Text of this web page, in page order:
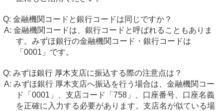
金融機関コードと銀行コードは同じですか？
金融機関コードは、銀行コードと呼ばれることもありま
す。みずほ銀行の金融機関コード・銀行コードは
「0001」です。
みずほ銀行 厚木支店に振込する際の注意点は？
みずほ銀行 厚木支店へ振込を行う場合は、金融機関コー
ド「0001」、支店コード「758」、口座番号、口座名義
を正確に入力する必要があります。支店名が似ている場